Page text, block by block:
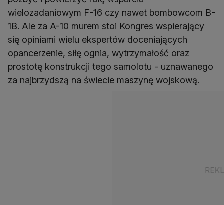
wielozadaniowym F-16 czy nawet bombowcom B-
1B. Ale za A-10 murem stoi Kongres wspierający
się opiniami wielu ekspertów doceniających
opancerzenie, siłę ognia, wytrzymałość oraz
prostotę konstrukcji tego samolotu - uznawanego
za najbrzydszą na świecie maszynę wojskową.